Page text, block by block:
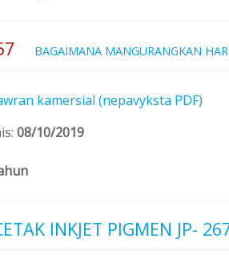
BAGAIMANA MANGURANGKAN
kamersial (nepavyksta PDF)
08/10/2019
INKJET PIGMEN JP-